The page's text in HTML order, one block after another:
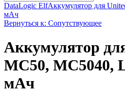
DataLogic ElfАккумулятор для
мАч
Вернуться к: Сопутствующее
Аккумулятор
MC50, MC5040,
мАч